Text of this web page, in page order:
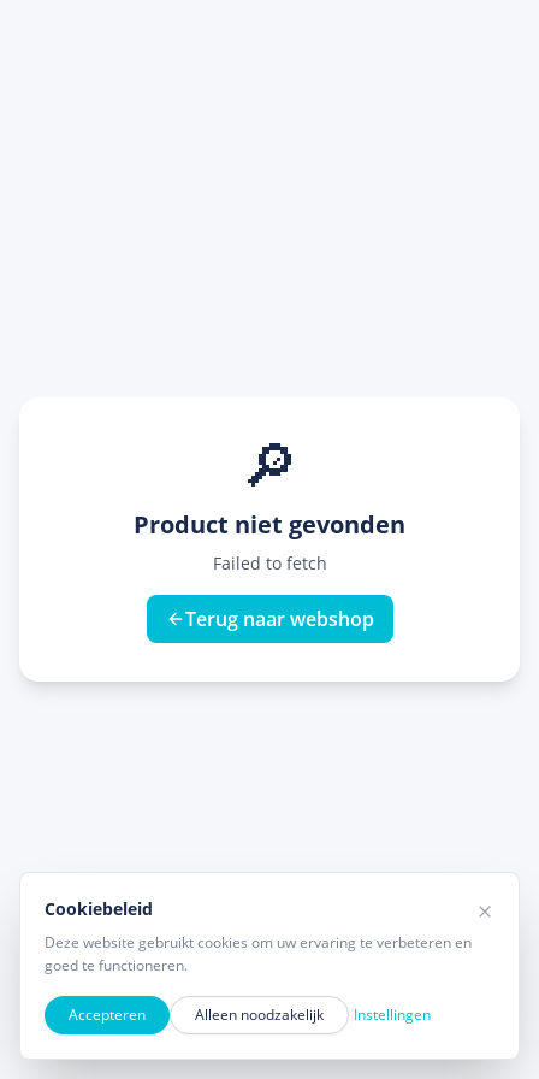
🔎
Product niet gevonden
Failed to fetch
Terug naar webshop
Cookiebeleid
Deze website gebruikt cookies om uw ervaring te verbeteren en
goed te functioneren.
Accepteren Alleen noodzakelijk Instellingen